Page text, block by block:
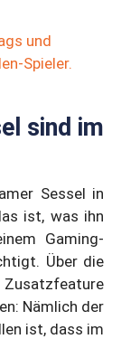
sind im
Sessel in
ist, was ihn
Gaming-
Über die
Nämlich der
ist, dass im